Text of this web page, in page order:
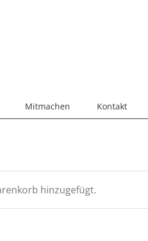
Mitmachen Kontakt
hinzugefügt.